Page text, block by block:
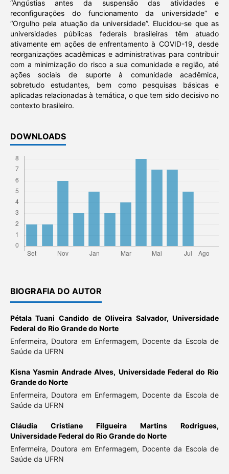
“Angústias antes da suspensão das atividades e
reconfigurações do funcionamento da universidade” e
“Orgulho pela atuação da universidade”. Elucidou-se que as
universidades públicas federais brasileiras têm atuado
ativamente em ações de enfrentamento à COVID-19, desde
reorganizações acadêmicas e administrativas para contribuir
com a minimização do risco a sua comunidade e região, até
ações sociais de suporte à comunidade acadêmica,
sobretudo estudantes, bem como pesquisas básicas e
aplicadas relacionadas à temática, o que tem sido decisivo no
contexto brasileiro.
DOWNLOADS
BIOGRAFIA DO AUTOR
Pétala Tuani Candido de Oliveira Salvador,Universidade
Federal do Rio Grande do Norte
Enfermeira, Doutora em Enfermagem, Docente da Escola de
Saúde da UFRN
Kisna Yasmin Andrade Alves, Universidade Federal do Rio
Grande do Norte
Enfermeira, Doutora em Enfermagem, Docente da Escola de
Saúde da UFRN
Cláudia Cristiane Filgueira Martins Rodrigues,
Universidade Federal do Rio Grande do Norte
Enfermeira, Doutora em Enfermagem, Docente da Escola de
Saúde da UFRN